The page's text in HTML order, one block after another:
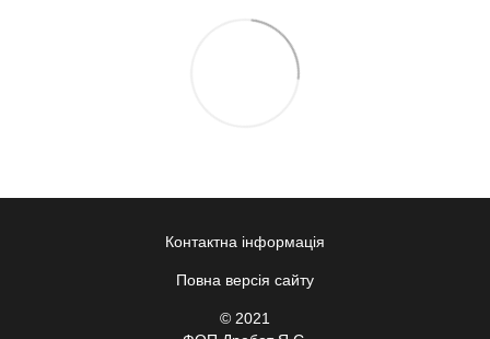
Контактна інформація
Повна версія сайту
© 2021